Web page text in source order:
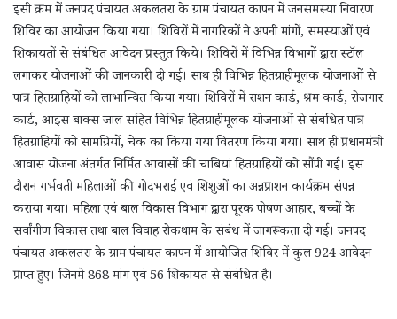
इसी क्रम में जनपद पंचायत अकलतरा के ग्राम पंचायत कापन में जनसमस्या निवारण
शिविर का आयोजन किया गया। शिविरों में नागरिकों ने अपनी मांगों, समस्याओं एवं
शिकायतों से संबंधित आवेदन प्रस्तुत किये। शिविरों में विभिन्न विभागों द्वारा स्टॉल
लगाकर योजनाओं की जानकारी दी गई। साथ ही विभिन्न हितग्राहीमूलक योजनाओं से
पात्र हितग्राहियों को लाभान्वित किया गया। शिविरों में राशन कार्ड, श्रम कार्ड, रोजगार
कार्ड, आइस बाक्स जाल सहित विभिन्न हितग्राहीमूलक योजनाओं से संबंधित पात्र
हितग्राहियों को सामग्रियों, चेक का किया गया वितरण किया गया। साथ ही प्रधानमंत्री
आवास योजना अंतर्गत निर्मित आवासों की चाबियां हितग्राहियों को सौंपी गईं। इस
दौरान गर्भवती महिलाओं की गोदभराई एवं शिशुओं का अन्नप्राशन कार्यक्रम संपन्न
कराया गया। महिला एवं बाल विकास विभाग द्वारा पूरक पोषण आहार, बच्चों के
सर्वांगीण विकास तथा बाल विवाह रोकथाम के संबंध में जागरूकता दी गई। जनपद
पंचायत अकलतरा के ग्राम पंचायत कापन में आयोजित शिविर में कुल 924 आवेदन
प्राप्त हुए। जिनमे 868 मांग एवं 56 शिकायत से संबंधित है।